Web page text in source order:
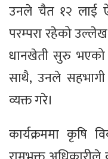
उनले चैत १२ लाई
परम्परा रहेको
धानखेती सुरु भएको
साथै, उनले
व्यक्त गरे।
कार्यक्रममा कृषि